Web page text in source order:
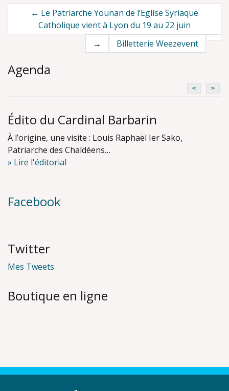
Post
navigation
← Le Patriarche Younan de l’Eglise Syriaque
Catholique vient à Lyon du 19 au 22 juin
Billetterie Weezevent
→
Agenda
< >
Édito du Cardinal Barbarin
À l’origine, une visite : Louis Raphaël Ier Sako,
Patriarche des Chaldéens…
» Lire l'éditorial
Facebook
Twitter
Mes Tweets
Boutique en ligne